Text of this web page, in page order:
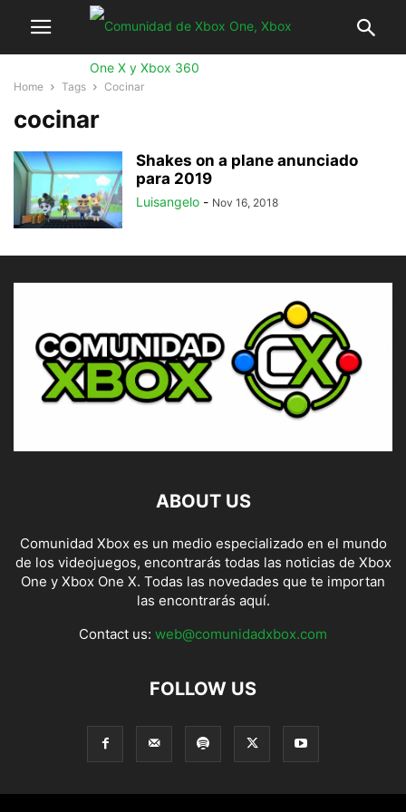
Home Tags Cocinar
cocinar
Shakes on a plane anunciado
para 2019
Luisangelo - Nov 16, 2018
ABOUT US
Comunidad Xbox es un medio especializado en el mundo
de los videojuegos, encontrarás todas las noticias de Xbox
One y Xbox One X. Todas las novedades que te importan
las encontrarás aquí.
Contact us: web@comunidadxbox.com
FOLLOW US